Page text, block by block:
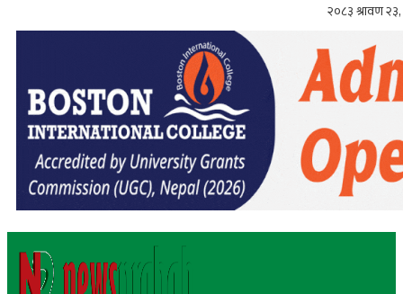
२०८३ श्रावण २३,